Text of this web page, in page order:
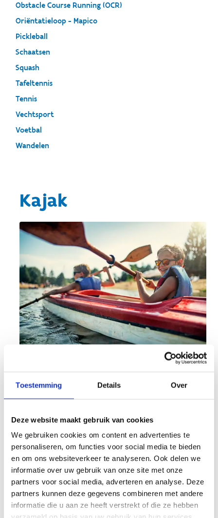
Toestemming Details Over
Deze website maakt gebruik van cookies
We gebruiken cookies om content en advertenties te
personaliseren, om functies voor social media te bieden
en om ons websiteverkeer te analyseren. Ook delen we
informatie over uw gebruik van onze site met onze
partners voor social media, adverteren en analyse. Deze
partners kunnen deze gegevens combineren met andere
informatie die u aan ze heeft verstrekt of die ze hebben
Obstacle Course Running (OCR)
Oriëntatieloop - Mapico
Pickleball
Schaatsen
Squash
Tafeltennis
Tennis
Vechtsport
Voetbal
Wandelen
Kajak
Verken de prachtige waterwegen van Vlaanderen
in het midden van al het mooie groen.
hun trekken.
Stap in je kajak en ervaar een prachige afvaart
van de Nete naar de watermolen van
Grobbendonk. Zin in een avontuurlijke dag?
Neem de mountainbike terug naar ons
sportcentrum!
Die terugweg is een toegankelijk